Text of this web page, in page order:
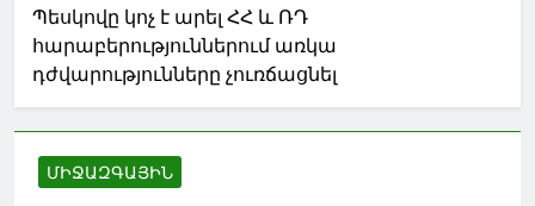
Պեսկովը կոչ է արել ՀՀ և ՌԴ
հարաբերություններում առկա
դժվարությունները չուռճացնել
ՄԻՋԱԶԳԱՅԻՆ